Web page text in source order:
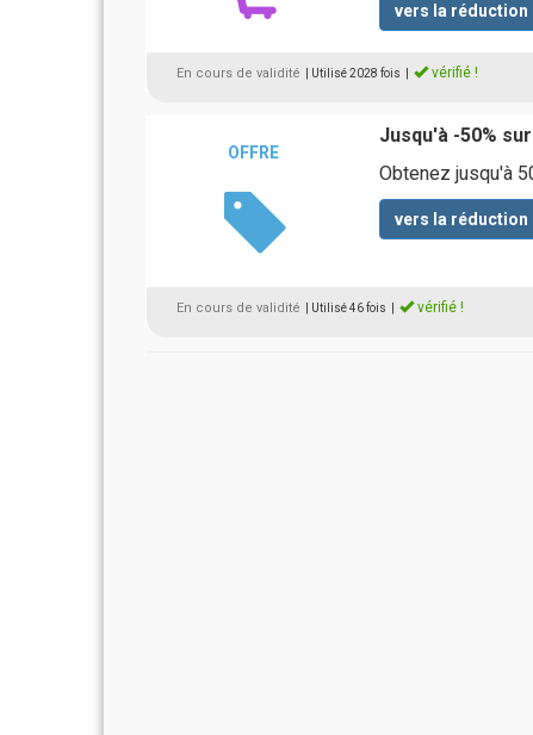
vers la réduction
En cours de validité | Utilisé 2028 fois vérifié !
OFFRE
Jusqu'à -50%
Obtenez jusqu'à
vers la réduction
En cours de validité | Utilisé 46 fois vérifié !